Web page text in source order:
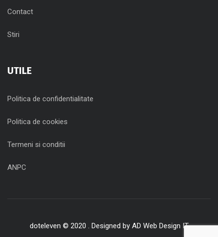
Contact
Stiri
UTILE
Politica de confidentialitate
Politica de cookies
Termeni si conditii
ANPC
doteleven © 2020 . Designed by AD Web Design IT